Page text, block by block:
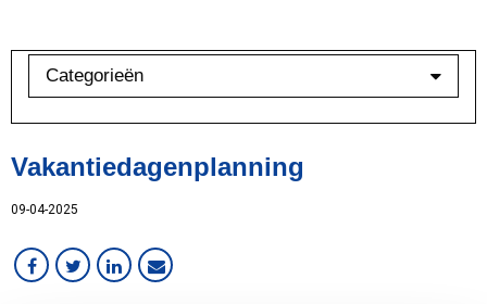
Categorieën
Vakantiedagenplanning
09-04-2025